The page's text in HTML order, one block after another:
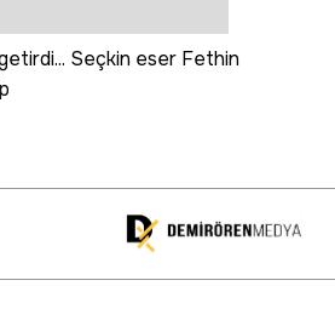
Seçkin eser Fethin